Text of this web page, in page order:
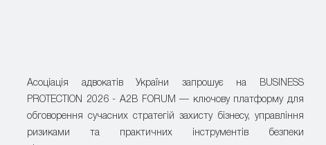
Асоціація адвокатів України запрошує на BUSINESS
PROTECTION 2026 - A2B FORUM — ключову платформу для
обговорення сучасних стратегій захисту бізнесу, управління
ризиками та практичних інструментів безпеки